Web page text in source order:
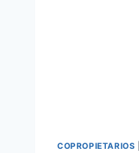
COPROPIETARIOS